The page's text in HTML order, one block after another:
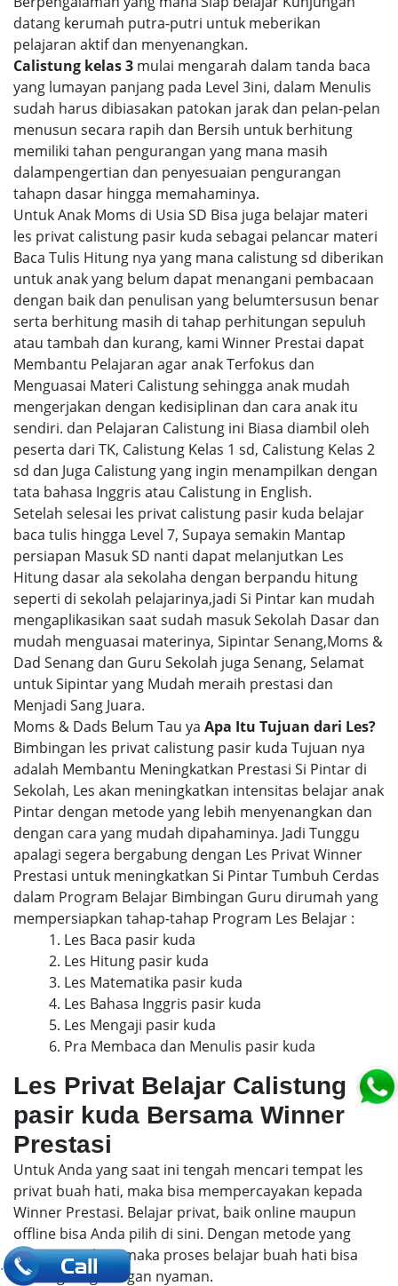
datang kerumah putra-putri untuk meberikan
pelajaran aktif dan menyenangkan.
Calistung kelas 3 mulai mengarah dalam tanda baca
yang lumayan panjang pada Level 3ini, dalam Menulis
sudah harus dibiasakan patokan jarak dan pelan-pelan
menusun secara rapih dan Bersih untuk berhitung
memiliki tahan pengurangan yang mana masih
dalampengertian dan penyesuaian pengurangan
tahapn dasar hingga memahaminya.
Untuk Anak Moms di Usia SD Bisa juga belajar materi
les privat calistung pasir kuda sebagai pelancar materi
Baca Tulis Hitung nya yang mana calistung sd diberikan
untuk anak yang belum dapat menangani pembacaan
dengan baik dan penulisan yang belumtersusun benar
serta berhitung masih di tahap perhitungan sepuluh
atau tambah dan kurang, kami Winner Prestai dapat
Membantu Pelajaran agar anak Terfokus dan
Menguasai Materi Calistung sehingga anak mudah
mengerjakan dengan kedisiplinan dan cara anak itu
sendiri. dan Pelajaran Calistung ini Biasa diambil oleh
peserta dari TK, Calistung Kelas 1 sd, Calistung Kelas 2
sd dan Juga Calistung yang ingin menampilkan dengan
tata bahasa Inggris atau Calistung in English.
Setelah selesai les privat calistung pasir kuda belajar
baca tulis hingga Level 7, Supaya semakin Mantap
persiapan Masuk SD nanti dapat melanjutkan Les
Hitung dasar ala sekolaha dengan berpandu hitung
seperti di sekolah pelajarinya,jadi Si Pintar kan mudah
mengaplikasikan saat sudah masuk Sekolah Dasar dan
mudah menguasai materinya, Sipintar Senang,Moms &
Dad Senang dan Guru Sekolah juga Senang, Selamat
untuk Sipintar yang Mudah meraih prestasi dan
Menjadi Sang Juara.
Moms & Dads Belum Tau ya Apa Itu Tujuan dari Les?
Bimbingan les privat calistung pasir kuda Tujuan nya
adalah Membantu Meningkatkan Prestasi Si Pintar di
Sekolah, Les akan meningkatkan intensitas belajar anak
Pintar dengan metode yang lebih menyenangkan dan
dengan cara yang mudah dipahaminya. Jadi Tunggu
apalagi segera bergabung dengan Les Privat Winner
Prestasi untuk meningkatkan Si Pintar Tumbuh Cerdas
dalam Program Belajar Bimbingan Guru dirumah yang
mempersiapkan tahap-tahap Program Les Belajar :
1. Les Baca pasir kuda
2. Les Hitung pasir kuda
3. Les Matematika pasir kuda
4. Les Bahasa Inggris pasir kuda
5. Les Mengaji pasir kuda
6. Pra Membaca dan Menulis pasir kuda
Les Privat Belajar Calistung
pasir kuda Bersama Winner
Prestasi
Untuk Anda yang saat ini tengah mencari tempat les
privat buah hati, maka bisa mempercayakan kepada
Winner Prestasi. Belajar privat, baik online maupun
offline bisa Anda pilih di sini. Dengan metode yang
menyenangkan, maka proses belajar buah hati bisa
berlangsung dengan nyaman.
.